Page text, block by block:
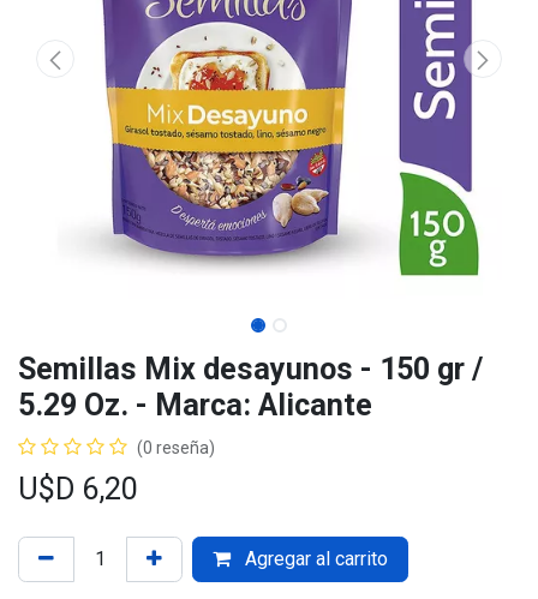
Semillas Mix desayunos - 150 gr /
5.29 Oz. - Marca: Alicante
(0 reseña)
U$D 6,20
Agregar al carrito